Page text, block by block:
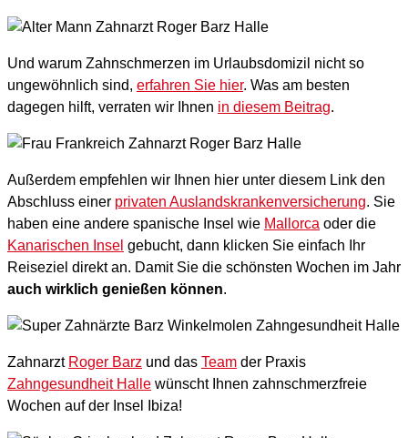
Und warum Zahnschmerzen im Urlaubsdomizil nicht so
ungewöhnlich sind, erfahren Sie hier. Was am besten
dagegen hilft, verraten wir Ihnen in diesem Beitrag.
Außerdem empfehlen wir Ihnen hier unter diesem Link den
Abschluss einer privaten Auslandskrankenversicherung. Sie
haben eine andere spanische Insel wie Mallorca oder die
Kanarischen Insel gebucht, dann klicken Sie einfach Ihr
Reiseziel direkt an. Damit Sie die schönsten Wochen im Jahr
auch wirklich genießen können.
Zahnarzt Roger Barz und das Team der Praxis
Zahngesundheit Halle wünscht Ihnen zahnschmerzfreie
Wochen auf der Insel Ibiza!